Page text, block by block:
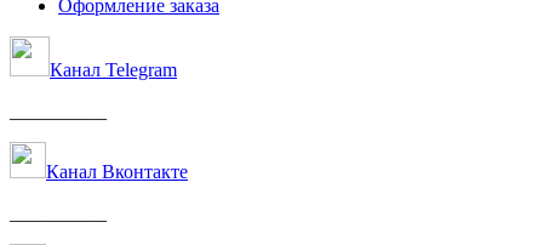
Оформление заказа
Канал Telegram
Канал Вконтакте